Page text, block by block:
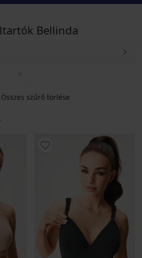
Bellinda
Összes szűrő törlése